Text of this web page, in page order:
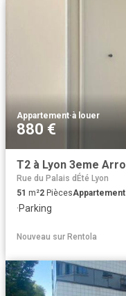
Appartement·à louer
880 €
Rue du Palais dÉté Lyon
51 m²2 PiècesAppartement
·Parking
Nouveau sur Rentola